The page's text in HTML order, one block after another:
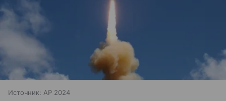
Источник: AP 2024